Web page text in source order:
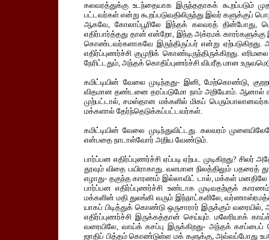
கலவரத்துக்கு உடந்தையாக இருந்ததாகக் கூறப்படும்
பட்டவர்கள் என்று கூறப்படுவதிலிருந்து இவர் களுக்குப்
ஆகவே, கோலாப்பூரிலே இந்தக் கலவரத் தின்போது,
எதிர்பார்த்தது தான் என்றோ, இந்த அக்ரமக்
கொண்டவர்களாகவே இருந்திருப்பர் என்று
எதிர்ப்புணர்ச்சி குமுறிக் கொண்டிருந்திருக்கிறது.
நேரிட்டதும், அந்தக் கொதிப்புணர்ச்சி விபரீத மான
கமிட்டியின் வேலை முடிந்தது- இனி, மேற்கொண்டு,
விதமான தண்டனை தரப்படுமோ நாம் அறியோம். ஆனால்
முற்பட்டால், சமஸ்தான மக்களில் மிகப்
மக்களால் தேர்ந்தெடுக்கப்பட்டவர்கள்.
கமிட்டியின் வேலை முடிந்துவிட்டது. கலவரம்
என்பதை நாடாள்வோர் அறிய வேண்டும்.
பார்ப்பன எதிர்ப்புணர்ச்சி ஏப்படி ஏற்பட முடிகிறது?
தூவும் விதை பயிராகாது. வளமான நிலத்திலும் பதரைத்
எழாது- தகுந்த காரணம் இல்லாவிட் டால், மக்கள் மனதிலே
பார்ப்பன எதிர்ப்புணர்ச்சி உண்டாக முடிவதற்குக்
மக்களின் மதி துலங்கி வரும் இந்நாட்களிலே,
யாகப் பிடித்துக் கொண்டு ஒருசாரார் இருக்கும் வரையில்,
எதிர்ப்புணர்ச்சி இருக்கத்தான் செய்யும். மலேரியாக்
வரையிலே, வாய்க் கசப்பு இருக்கிறது- அந்தக்
ஜாதிப் பித்தம் கொண்டுள்ள மக் களுக்கு, அவ்வப்போது